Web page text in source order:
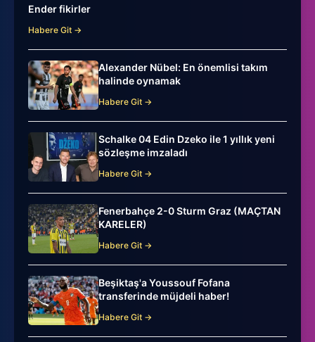
Ender fikirler
Habere Git →
Alexander Nübel: En önemlisi takım
halinde oynamak
Habere Git →
Schalke 04 Edin Dzeko ile 1 yıllık yeni
sözleşme imzaladı
Habere Git →
Fenerbahçe 2-0 Sturm Graz (MAÇTAN
KARELER)
Habere Git →
Beşiktaş'a Youssouf Fofana
transferinde müjdeli haber!
Habere Git →